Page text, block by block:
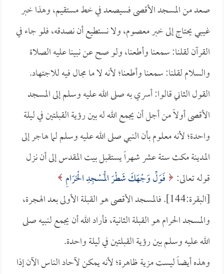
صعد من المسجد الأقصى فسيصعد في خط مستقيم، وهذا خبر
غيبي يحتاج إلى خبر معصوم، ولا نستطيع أن نصدقه، فلو جاء في
القرآن لقلنا: سمعنا وأطعنا، ولو صح عن نبينا عليه الصلاة
والسلام لقلنا: سمعنا وأطعنا؛ لأنه لا ما مجال فيه للاجتهاد.
القول الثاني قالوا: أسري به صلى الله عليه وسلم إلى المسجد
الأقصى أولاً من أجل أن يجمع الله له بين رؤية القبلتين في ليلة
واحدة؛ لأنه معلوم بأن النبي صلى الله عليه وسلم لما هاجر إلى
المدينة مكث ستة عشر شهراً يستقبل بيت المقدس إلى أن نزل
قوله تعالى:
فَوَلِّ وَجْهَكَ شَطْرَ الْمَسْجِدِ الْحَرَامِ
[البقرة:144]. فالمسجد الأقصى هو القبلة الأولى بعد الهجرة،
والمسجد الحرام هو القبلة الثانية، فأراد الله أن يجمع لنبيه صلى
الله عليه وسلم بين رؤية القبلتين في ليلة واحدة.
وهذه أيضاً ليست مزية ظاهرة؛ لأنه يمكن لآحاد الناس الآن إذا